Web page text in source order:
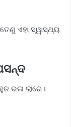
ଏହା ସ୍ୱାସ୍ଥ୍ୟ
ଭଲ ଲାଗେ।